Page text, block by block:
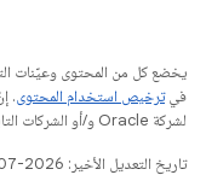
يخضع كل من المحتوى وعيّنات
فيترخيص استخدام المحتوى
لشركة Oracle و/أو الشركات التابعة لها.
تاريخ التعديل الأخير: 2026-07-18 (حسب التوقيت العالمي المتفَّق عليه)